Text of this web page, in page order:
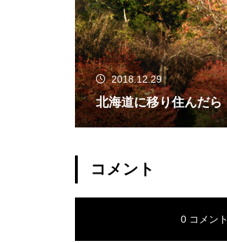
2018.12.29
北海道に移り住んだら
コメント
0 コメント